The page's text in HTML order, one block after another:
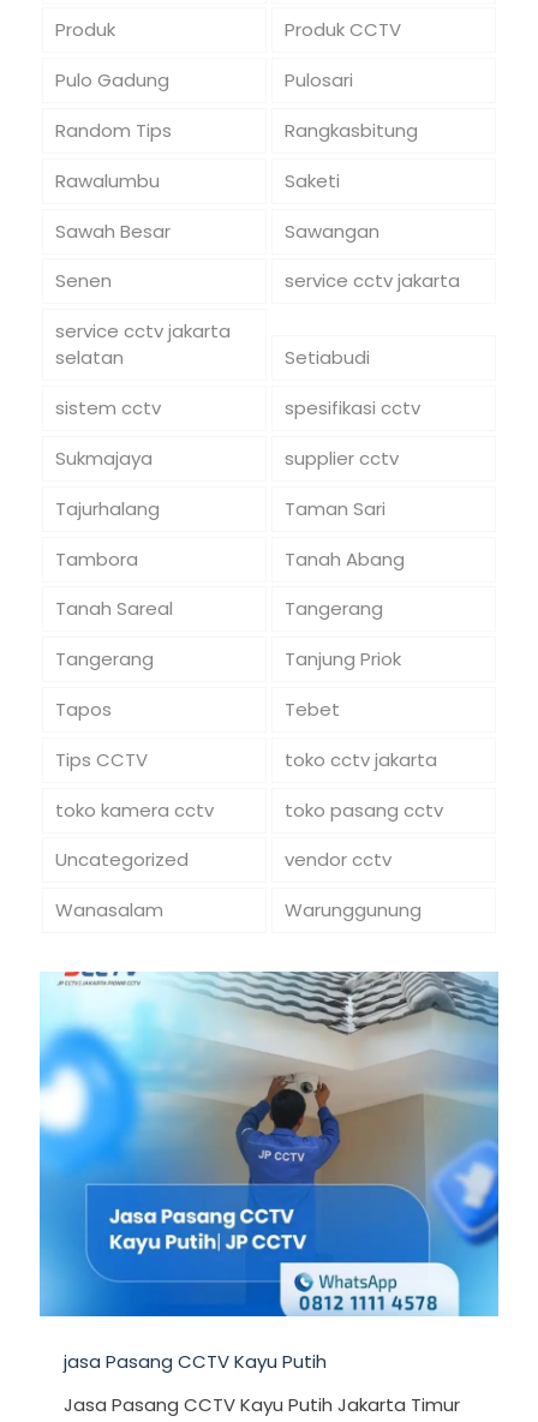
Produk
Produk CCTV
Pulo Gadung
Pulosari
Random Tips
Rangkasbitung
Rawalumbu
Saketi
Sawah Besar
Sawangan
Senen
service cctv jakarta
service cctv jakarta
selatan
Setiabudi
sistem cctv
spesifikasi cctv
Sukmajaya
supplier cctv
Tajurhalang
Taman Sari
Tambora
Tanah Abang
Tanah Sareal
Tangerang
Tangerang
Tanjung Priok
Tapos
Tebet
Tips CCTV
toko cctv jakarta
toko kamera cctv
toko pasang cctv
Uncategorized
vendor cctv
Wanasalam
Warunggunung
jasa Pasang CCTV Kayu Putih
Jasa Pasang CCTV Kayu Putih Jakarta Timur